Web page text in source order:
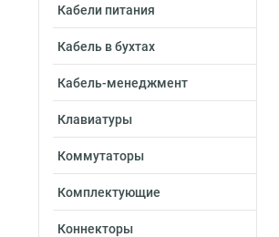
Кабели питания
Кабель в бухтах
Кабель-менеджмент
Клавиатуры
Коммутаторы
Комплектующие
Коннекторы